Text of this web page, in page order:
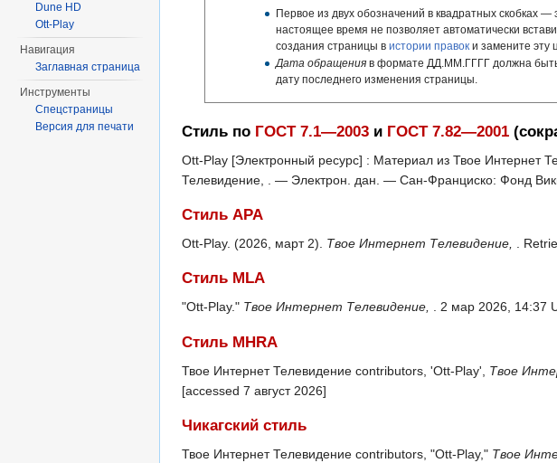
Первое из двух обозначений в квадратных скобках —
настоящее время не позволяет автоматически
создания страницы в истории правоки замените эту
Дата обращенияв формате ДД.ММ.ГГГГ должна быть
дату последнего изменения страницы.
Стиль по ГОСТ 7.1—2003 и ГОСТ 7.82—2001
Ott-Play [Электронный ресурс] : Материал из Твое Интернет
Телевидение, . — Электрон. дан. — Сан-Франциско: Фонд
Стиль APA
Ott-Play. (2026, март 2). Твое Интернет Телевидение, .
Стиль MLA
"Ott-Play." Твое Интернет Телевидение, . 2 мар 2026, 14:37
Стиль MHRA
Твое Интернет Телевидение contributors, 'Ott-Play', Твое
[accessed 7 август 2026]
Чикагский стиль
Твое Интернет Телевидение contributors, "Ott-Play," Твое
Dune HD
Ott-Play
Навигация
Заглавная страница
Инструменты
Спецстраницы
Версия для печати